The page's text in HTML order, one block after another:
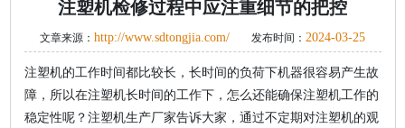
注塑机检修过程中应注重细节的把控
文章来源： http://www.sdtongjia.com/ 发布时间： 2024-03-25
注塑机的工作时间都比较长，长时间的负荷下机器很容易产生故
障，所以在注塑机长时间的工作下，怎么还能确保注塑机工作的
稳定性呢？注塑机生产厂家告诉大家，通过不定期对注塑机的观